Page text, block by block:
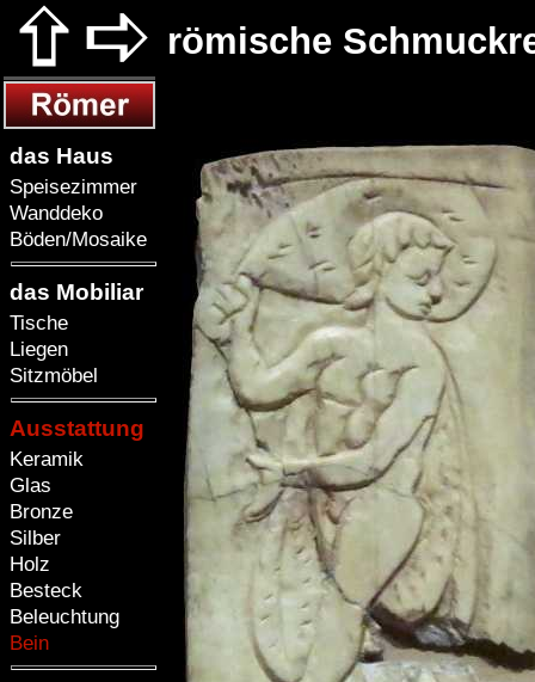
das Haus
Speisezimmer
Wanddeko
Böden/Mosaike
das Mobiliar
Tische
Liegen
Sitzmöbel
Ausstattung
Keramik
Glas
Bronze
Silber
Holz
Besteck
Beleuchtung
Bein
römische